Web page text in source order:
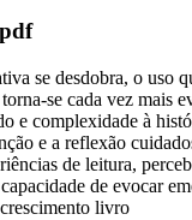
se desdobra, o uso
se cada vez mais
e complexidade à
e a reflexão
de leitura,
de evocar
livro